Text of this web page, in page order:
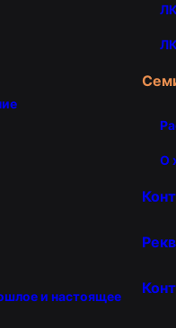
и настоящее
О